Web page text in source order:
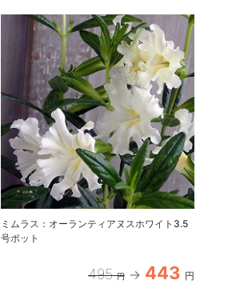
ミムラス：オーランティアヌスホワイト3.5
号ポット
495 円 443 円